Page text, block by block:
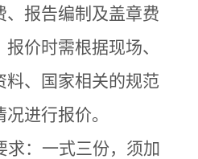
、报告编制及盖章费
价时需根据现场、
料、国家相关的规范
进行报价。
： 一式三份，须加